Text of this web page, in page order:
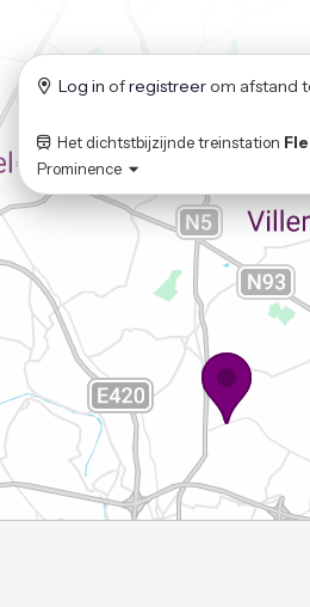
Log in ofregistreerom afstand
Het dichtstbijzijnde treinstation
Prominence